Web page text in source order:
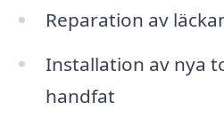
Reparation av
Installation av nya
handfat